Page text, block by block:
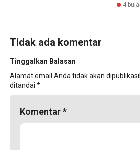
4
Tidak ada komentar
Tinggalkan Balasan
Alamat email Anda tidak akan
ditandai *
Komentar*